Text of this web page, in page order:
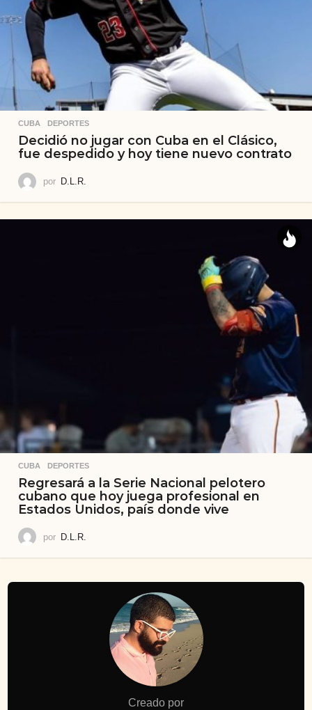
CUBA ,DEPORTES
Decidió no jugar con Cuba en el Clásico,
fue despedido y hoy tiene nuevo contrato
por D.L.R.
CUBA ,DEPORTES
Regresará a la Serie Nacional pelotero
cubano que hoy juega profesional en
Estados Unidos, país donde vive
por D.L.R.
Creado por